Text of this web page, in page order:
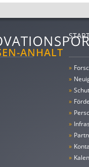
»
»
»
»
»
»
»
»
»